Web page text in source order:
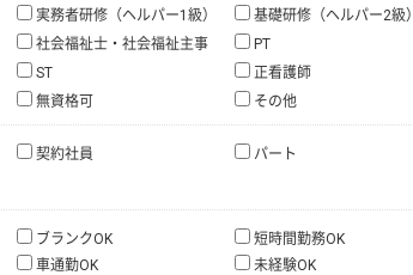
実務者研修（ヘルパー1級）
基礎研修（ヘルパー2級）
社会福祉士・社会福祉主事
PT
ST
正看護師
無資格可 その他
契約社員 パート
ブランクOK
短時間勤務OK
車通勤OK
未経験OK